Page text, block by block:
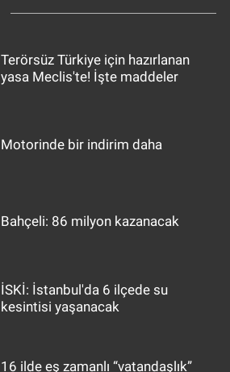
Terörsüz Türkiye için hazırlanan
yasa Meclis'te! İşte maddeler
Motorinde bir indirim daha
Bahçeli: 86 milyon kazanacak
İSKİ: İstanbul'da 6 ilçede su
kesintisi yaşanacak
16 ilde eş zamanlı “vatandaşlık”